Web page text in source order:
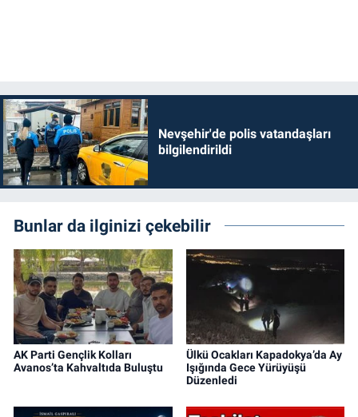
Nevşehir'de polis vatandaşları
bilgilendirildi
Bunlar da ilginizi çekebilir
AK Parti Gençlik Kolları
Avanos’ta Kahvaltıda Buluştu
Ülkü Ocakları Kapadokya’da Ay
Işığında Gece Yürüyüşü
Düzenledi